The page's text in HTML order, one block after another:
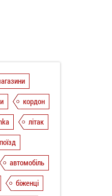
кордон
літак
поїзд
автомобіль
біженці